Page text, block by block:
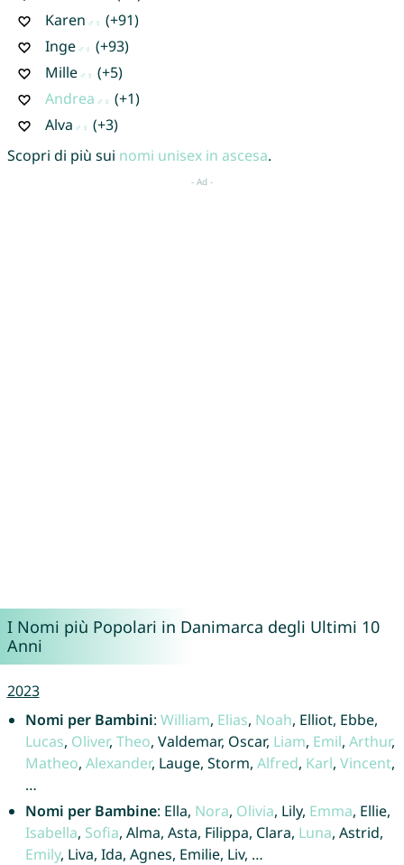
Karen
(+91)
Inge
(+93)
Mille
(+5)
Andrea
(+1)
Alva
(+3)
Scopri di più sui nomi unisex in ascesa.
I Nomi più Popolari in Danimarca degli Ultimi 10
Anni
2023
Nomi per Bambini: William, Elias, Noah, Elliot, Ebbe,
Lucas, Oliver, Theo, Valdemar, Oscar, Liam, Emil, Arthur,
Matheo, Alexander, Lauge, Storm, Alfred, Karl, Vincent,
…
Nomi per Bambine: Ella, Nora, Olivia, Lily, Emma, Ellie,
Isabella, Sofia, Alma, Asta, Filippa, Clara, Luna, Astrid,
Emily, Liva, Ida, Agnes, Emilie, Liv, …